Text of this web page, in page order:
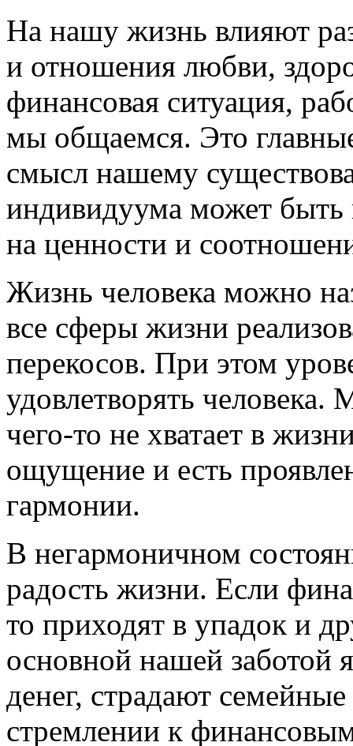
На нашу жизнь влияют
и отношения любви,
финансовая ситуация,
мы общаемся. Это
смысл нашему
индивидуума может быть
на ценности и
Жизнь человека можно
все сферы жизни
перекосов. При этом
удовлетворять человека.
чего-то не хватает в
ощущение и есть
гармонии.
В негармоничном
радость жизни. Если
то приходят в упадок и
основной нашей заботой
денег, страдают
стремлении к